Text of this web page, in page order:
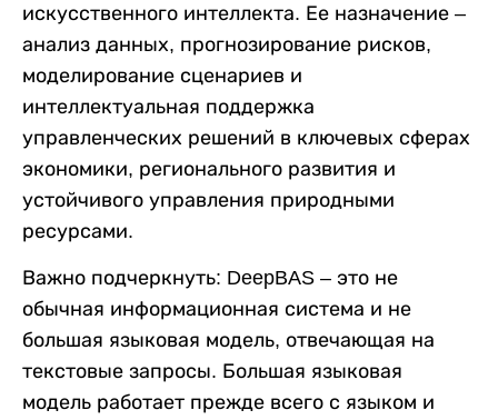
искусственного интеллекта. Ее назначение –
анализ данных, прогнозирование рисков,
моделирование сценариев и
интеллектуальная поддержка
управленческих решений в ключевых сферах
экономики, регионального развития и
устойчивого управления природными
ресурсами.
Важно подчеркнуть: DeepBAS – это не
обычная информационная система и не
большая языковая модель, отвечающая на
текстовые запросы. Большая языковая
модель работает прежде всего с языком и